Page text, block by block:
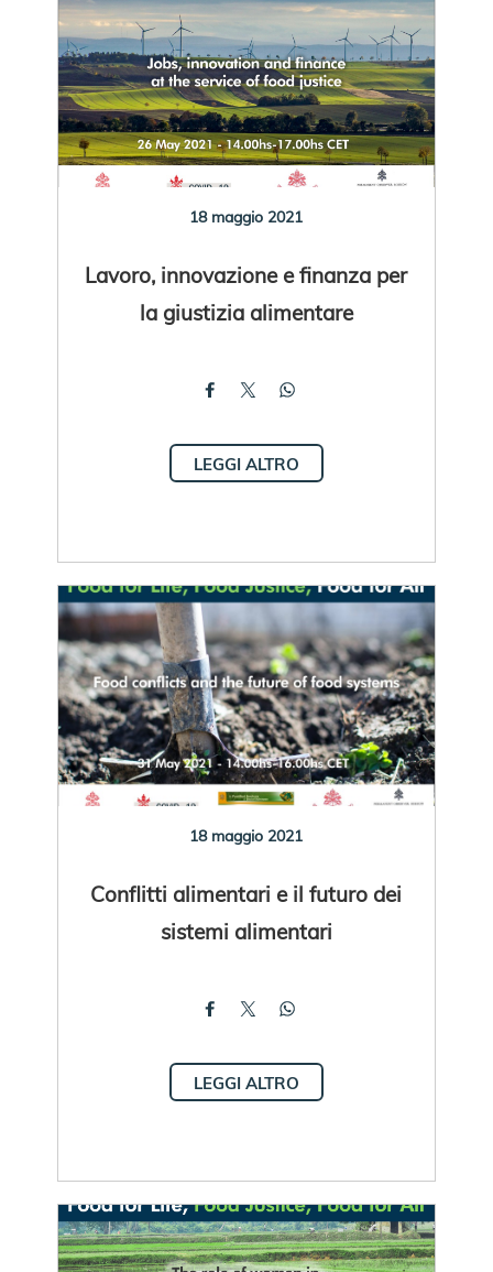
18 maggio 2021
Lavoro, innovazione e finanza per
la giustizia alimentare
LEGGI ALTRO
18 maggio 2021
Conflitti alimentari e il futuro dei
sistemi alimentari
LEGGI ALTRO